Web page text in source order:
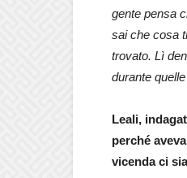
gente pensa
sai che cosa
trovato. Lì
durante
Leali,
perché
vicenda ci